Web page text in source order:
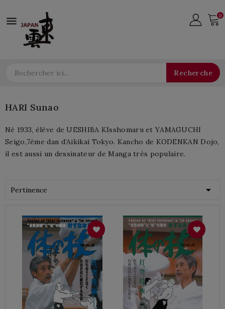
 0
Recherche
HARI Sunao
Né 1933, élève de UESHIBA KIsshomaru et YAMAGUCHI
Seigo,7ème dan d’Aikikai Tokyo. Kancho de KODENKAN Dojo,
il est aussi un dessinateur de Manga très populaire.
Pertinence 